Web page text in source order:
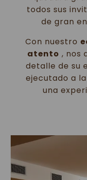
todos sus
de gran
Con nuestro
atento , nos
detalle de su
ejecutado a
una